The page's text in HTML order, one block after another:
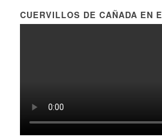
CUERVILLOS DE CAÑADA EN